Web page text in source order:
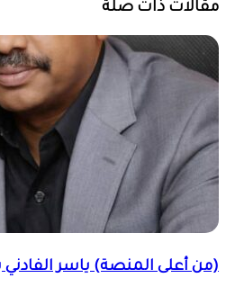
مقالات ذات صلة
(من أعلى المنصة) ياسر